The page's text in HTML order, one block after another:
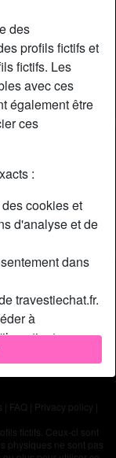
des
profils fictifs et
fictifs. Les
avec ces
également être
ces
:
cookies et
d'analyse et de
dans
travestiechat.fr.
à
contient.
sur
personnel et
de ce
visualiser ou de
Discuter !
FAQ Privacy policy
fictifs. Ceux-ci sont
physiques ne sont pas